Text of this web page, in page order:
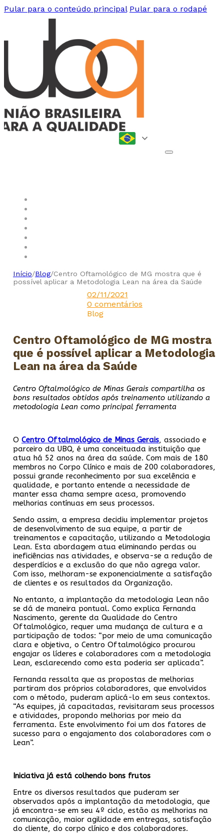
Pular para o conteúdo principal Pular para o rodapé
Início/Blog/Centro Oftamológico de MG mostra que é
possível aplicar a Metodologia Lean na área da Saúde
02/11/2021
0 comentários
Blog
Centro Oftamológico de MG mostra
que é possível aplicar a Metodologia
Lean na área da Saúde
Centro Oftalmológico de Minas Gerais compartilha os
bons resultados obtidos após treinamento utilizando a
metodologia Lean como principal ferramenta
O Centro Oftalmológico de Minas Gerais, associado e
parceiro da UBQ, é uma conceituada instituição que
atua há 52 anos na área da saúde. Com mais de 180
membros no Corpo Clínico e mais de 200 colaboradores,
possui grande reconhecimento por sua excelência e
qualidade, e portanto entende a necessidade de
manter essa chama sempre acesa, promovendo
melhorias contínuas em seus processos.
Sendo assim, a empresa decidiu implementar projetos
de desenvolvimento de sua equipe, a partir de
treinamentos e capacitação, utilizando a Metodologia
Lean. Esta abordagem atua eliminando perdas ou
ineficiências nas atividades, e observa-se a redução de
desperdícios e a exclusão do que não agrega valor.
Com isso, melhoram-se exponencialmente a satisfação
de clientes e os resultados da Organização.
No entanto, a implantação da metodologia Lean não
se dá de maneira pontual. Como explica Fernanda
Nascimento, gerente da Qualidade do Centro
Oftalmológico, requer uma mudança de cultura e a
participação de todos: “por meio de uma comunicação
clara e objetiva, o Centro Oftalmológico procurou
engajar os líderes e colaboradores com a metodologia
Lean, esclarecendo como esta poderia ser aplicada”.
Fernanda ressalta que as propostas de melhorias
partiram dos próprios colaboradores, que envolvidos
com o método, puderam aplicá-lo em seus contextos.
“As equipes, já capacitadas, revisitaram seus processos
e atividades, propondo melhorias por meio da
ferramenta. Este envolvimento foi um dos fatores de
sucesso para o engajamento dos colaboradores com o
Lean”.
Iniciativa já está colhendo bons frutos
Entre os diversos resultados que puderam ser
observados após a implantação da metodologia, que
já encontra-se em seu 4º ciclo, estão as melhorias na
comunicação, maior agilidade em entregas, satisfação
do cliente, do corpo clínico e dos colaboradores.